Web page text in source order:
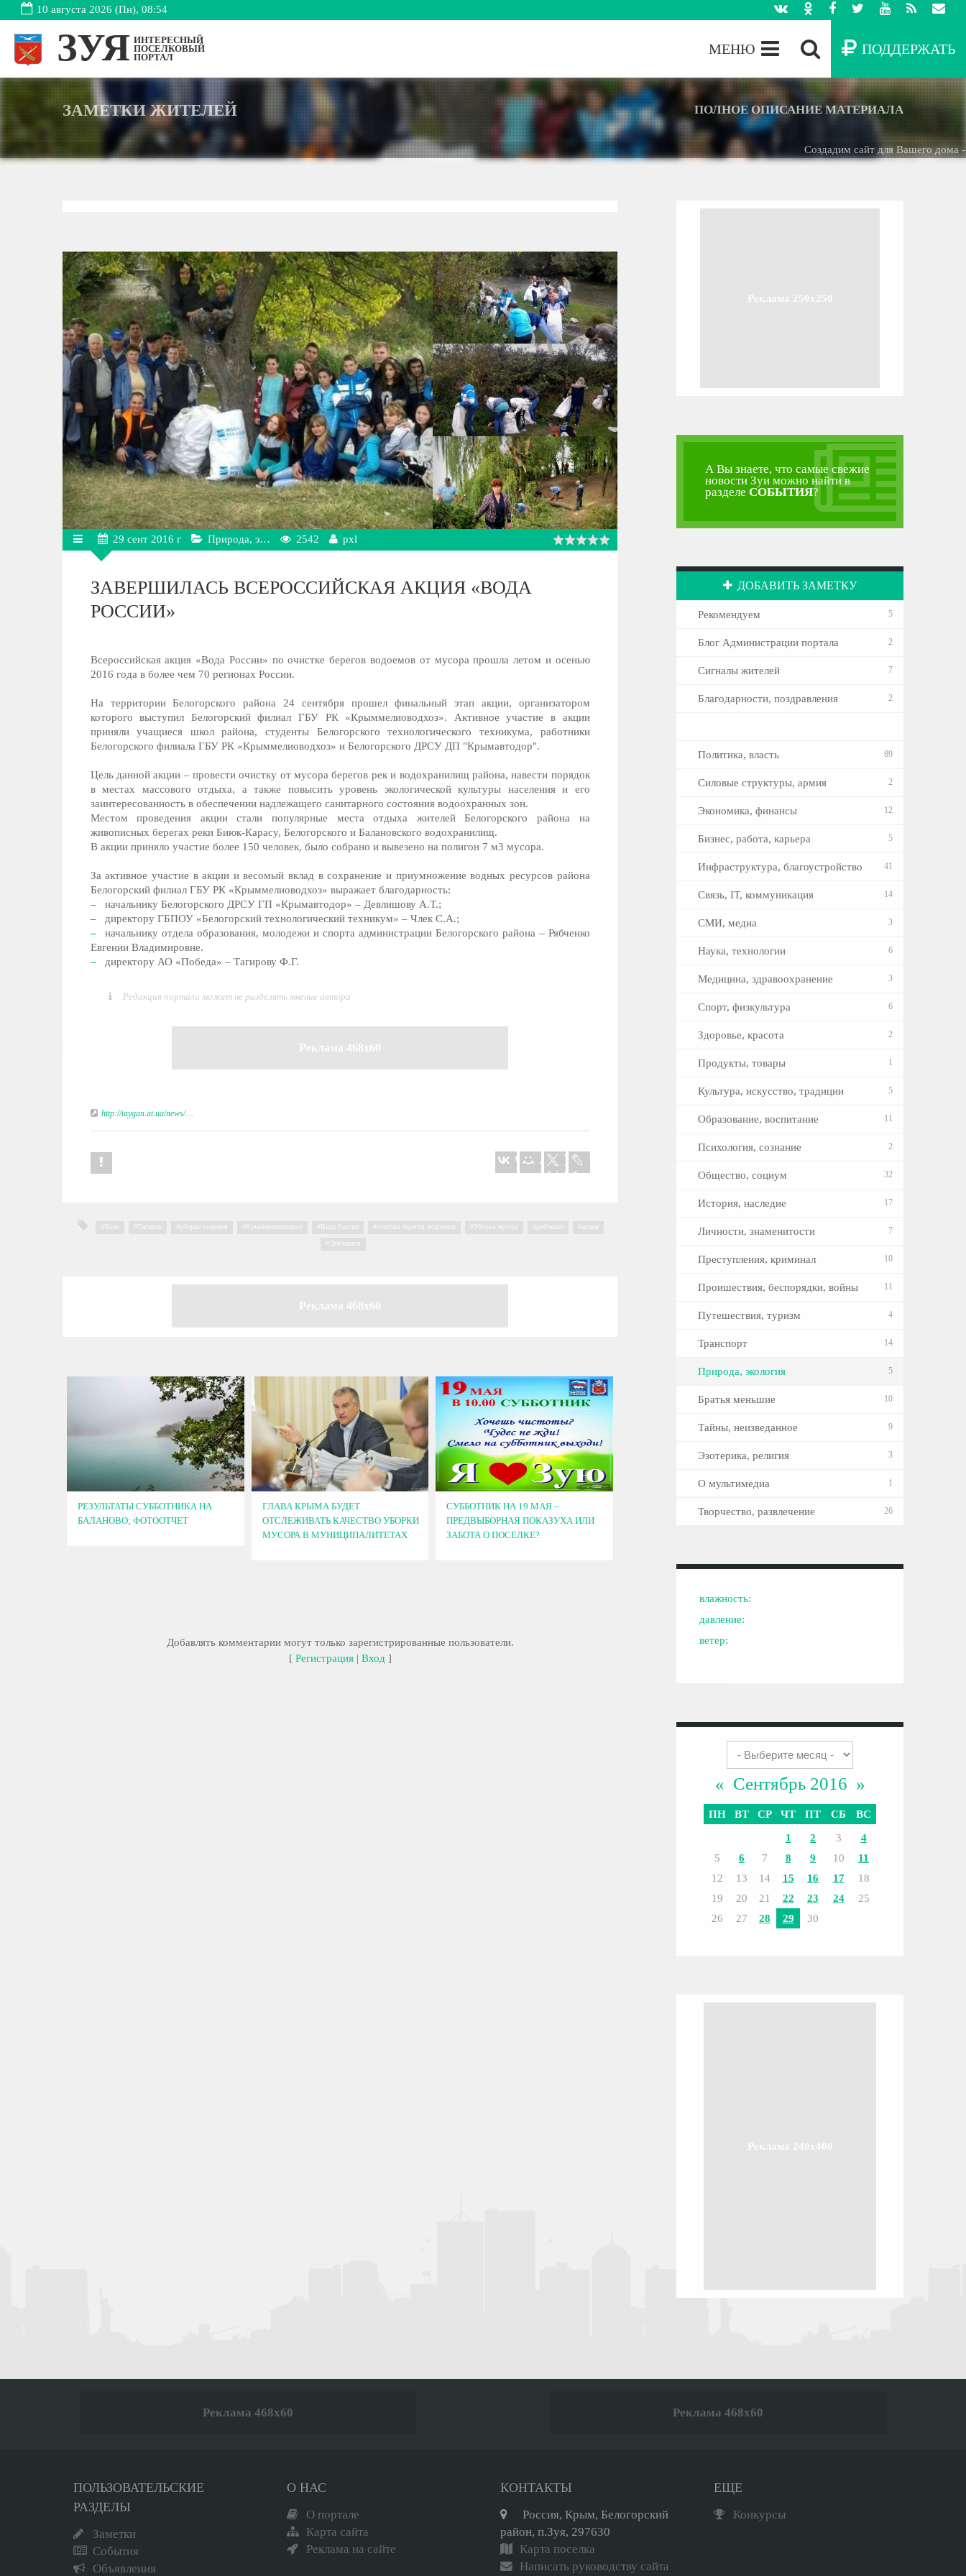
10 августа 2026 (Пн), 08:54
ЗУЯ ИНТЕРЕСНЫЙ
ПОСЕЛКОВЫЙ
ПОРТАЛ
ПОДДЕРЖАТЬ
МЕНЮ
ЗАМЕТКИ ЖИТЕЛЕЙ ПОЛНОЕ ОПИСАНИЕ МАТЕРИАЛА
Создадим сайт для Вашего дома -
29 сент 2016 г Природа, э… 2542 pxl
ЗАВЕРШИЛАСЬ ВСЕРОССИЙСКАЯ АКЦИЯ «ВОДА
РОССИИ»
Всероссийская акция «Вода России» по очистке берегов водоемов от мусора прошла летом и осенью
2016 года в более чем 70 регионах России.
На территории Белогорского района 24 сентября прошел финальный этап акции, организатором
которого выступил Белогорский филиал ГБУ РК «Крыммелиоводхоз». Активное участие в акции
приняли учащиеся школ района, студенты Белогорского технологического техникума, работники
Белогорского филиала ГБУ РК «Крыммелиоводхоз» и Белогорского ДРСУ ДП "Крымавтодор".
Цель данной акции – провести очистку от мусора берегов рек и водохранилищ района, навести порядок
в местах массового отдыха, а также повысить уровень экологической культуры населения и его
заинтересованность в обеспечении надлежащего санитарного состояния водоохранных зон.
Местом проведения акции стали популярные места отдыха жителей Белогорского района на
живописных берегах реки Биюк-Карасу, Белогорского и Балановского водохранилищ.
В акции приняло участие более 150 человек, было собрано и вывезено на полигон 7 м3 мусора.
За активное участие в акции и весомый вклад в сохранение и приумножение водных ресурсов района
Белогорский филиал ГБУ РК «Крыммелиоводхоз» выражает благодарность:
начальнику Белогорского ДРСУ ГП «Крымавтодор» – Девлишову А.Т.;
директору ГБПОУ «Белогорский технологический техникум» – Члек С.А.;
начальнику отдела образования, молодежи и спорта администрации Белогорского района – Рябченко
Евгении Владимировне.
директору АО «Победа» – Тагирову Ф.Г.
Редакция портала может не разделять мнение автора
Реклама 468x60
http://taygan.at.ua/news/…
Члек Тагиров уборка водемов Крыммелиоводхоз Вода России очистка берегов водоемов Уборка мусора рябченко акция
Девлишов
Реклама 468x60
РЕЗУЛЬТАТЫ СУББОТНИКА НА
БАЛАНОВО; ФОТООТЧЕТ
ГЛАВА КРЫМА БУДЕТ
ОТСЛЕЖИВАТЬ КАЧЕСТВО УБОРКИ
МУСОРА В МУНИЦИПАЛИТЕТАХ
СУББОТНИК НА 19 МАЯ –
ПРЕДВЫБОРНАЯ ПОКАЗУХА ИЛИ
ЗАБОТА О ПОСЕЛКЕ?
Добавлять комментарии могут только зарегистрированные пользователи.
[ Регистрация| Вход]
Реклама 250x250
А Вы знаете, что самые свежие
новости Зуи можно найти в
разделеСОБЫТИЯ?
ДОБАВИТЬ ЗАМЕТКУ
Рекомендуем 5
Блог Администрации портала 2
Сигналы жителей 7
Благодарности, поздравления 2
Политика, власть 89
Силовые структуры, армия 2
Экономика, финансы 12
Бизнес, работа, карьера 5
Инфраструктура, благоустройство 41
Связь, IT, коммуникация 14
СМИ, медиа 3
Наука, технологии 6
Медицина, здравоохранение 3
Спорт, физкультура 6
Здоровье, красота 2
Продукты, товары 1
Культура, искусство, традиции 5
Образование, воспитание 11
Психология, сознание 2
Общество, социум 32
История, наследие 17
Личности, знаменитости 7
Преступления, криминал 10
Проишествия, беспорядки, войны 11
Путешествия, туризм 4
Транспорт 14
Природа, экология 5
Братья меньшие 10
Тайны, неизведанное 9
Эзотерика, религия 3
О мультимедиа 1
Творчество, развлечение 26
влажность:
давление:
ветер:
« Сентябрь 2016 »
ПН ВТ СР ЧТ ПТ СБ ВС
1 2 3
4
5
6 7 8 9 10
11
12
13 14 15 16 17
18
19
20 21 22 23 24
25
26
27 28 29 30
Реклама 240x400
Реклама 468x60 Реклама 468x60
ПОЛЬЗОВАТЕЛЬСКИЕ
РАЗДЕЛЫ
Заметки
События
Объявления
О НАС
О портале
Карта сайта
Реклама на сайте
КОНТАКТЫ
Россия, Крым, Белогорский
район, п.Зуя, 297630
Карта поселка
Написать руководству сайта
ЕЩЕ
Конкурсы